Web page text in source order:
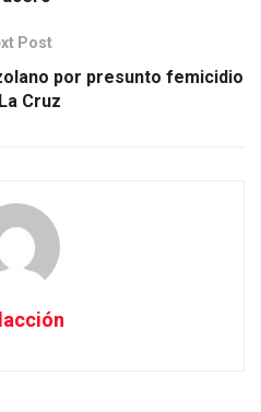
Post
por presunto femicidio
Cruz